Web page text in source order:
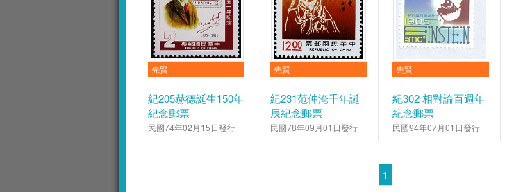
先賢
紀205赫德誕生150年
紀念郵票
民國74年02月15日發行
先賢
紀231范仲淹千年誕
辰紀念郵票
民國78年09月01日發行
先賢
紀302 相對論百週年
紀念郵票
民國94年07月01日發行
1